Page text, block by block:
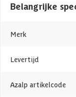
Belangrijke
Merk
Levertijd
Azalp artikelcode